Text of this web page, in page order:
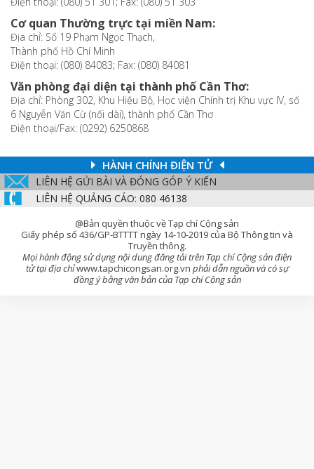
Cơ quan Thường trực tại miền Nam:
Địa chỉ: Số 19 Phạm Ngọc Thạch,
Thành phố Hồ Chí Minh
Điện thoại: (080) 84083; Fax: (080) 84081
Văn phòng đại diện tại thành phố Cần Thơ:
Địa chỉ: Phòng 302, Khu Hiệu Bộ, Học viện Chính trị Khu vực IV, số
6 Nguyễn Văn Cừ (nối dài), thành phố Cần Thơ
Điện thoại/Fax: (0292) 6250868
HÀNH CHÍNH ĐIỆN TỬ
LIÊN HỆ GỬI BÀI VÀ ĐÓNG GÓP Ý KIẾN
LIÊN HỆ QUẢNG CÁO: 080 46138
@Bản quyền thuộc về Tạp chí Cộng sản
Giấy phép số 436/GP-BTTTT ngày 14-10-2019 của Bộ Thông tin và
Truyền thông.
Mọi hành động sử dụng nội dung đăng tải trên Tạp chí Cộng sản điện
tử tại địa chỉwww.tapchicongsan.org.vn phải dẫn nguồn và có sự
đồng ý bằng văn bản của Tạp chí Cộng sản